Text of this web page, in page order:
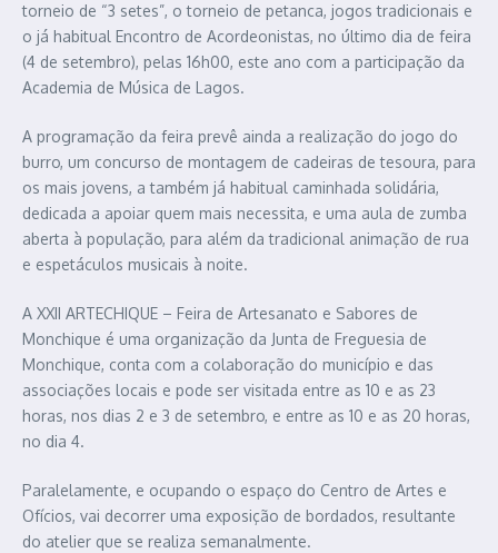
torneio de “3 setes”, o torneio de petanca, jogos tradicionais e
o já habitual Encontro de Acordeonistas, no último dia de feira
(4 de setembro), pelas 16h00, este ano com a participação da
Academia de Música de Lagos.
A programação da feira prevê ainda a realização do jogo do
burro, um concurso de montagem de cadeiras de tesoura, para
os mais jovens, a também já habitual caminhada solidária,
dedicada a apoiar quem mais necessita, e uma aula de zumba
aberta à população, para além da tradicional animação de rua
e espetáculos musicais à noite.
A XXII ARTECHIQUE – Feira de Artesanato e Sabores de
Monchique é uma organização da Junta de Freguesia de
Monchique, conta com a colaboração do município e das
associações locais e pode ser visitada entre as 10 e as 23
horas, nos dias 2 e 3 de setembro, e entre as 10 e as 20 horas,
no dia 4.
Paralelamente, e ocupando o espaço do Centro de Artes e
Ofícios, vai decorrer uma exposição de bordados, resultante
do atelier que se realiza semanalmente.